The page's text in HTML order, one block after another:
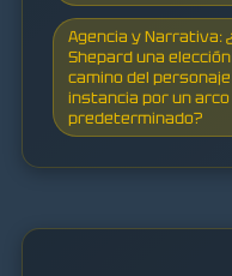
Agencia y Narrativa:
Shepard una
camino del
instancia por un
predeterminado?